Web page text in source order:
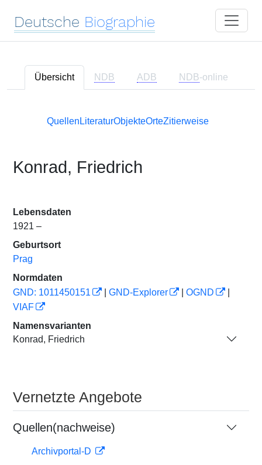
Deutsche Biographie
Übersicht NDB ADB NDB-online
Quellen LiteraturObjekteOrteZitierweise
Konrad, Friedrich
Lebensdaten
1921 –
Geburtsort
Prag
Normdaten
GND: 1011450151
GND-Explorer OGND
VIAF
Namensvarianten
Konrad, Friedrich
Vernetzte Angebote
Quellen(nachweise)
Archivportal-D